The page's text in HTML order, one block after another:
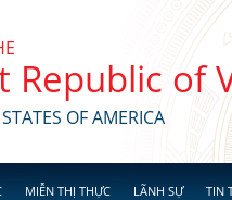
Republic of
OF AMERICA
MIỄN THỊ THỰC LÃNH SỰ TIN